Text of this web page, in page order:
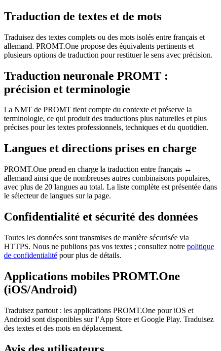
Traduction de textes et de mots
Traduisez des textes complets ou des mots isolés entre français et
allemand. PROMT.One propose des équivalents pertinents et
plusieurs options de traduction pour restituer le sens avec précision.
Traduction neuronale PROMT :
précision et terminologie
La NMT de PROMT tient compte du contexte et préserve la
terminologie, ce qui produit des traductions plus naturelles et plus
précises pour les textes professionnels, techniques et du quotidien.
Langues et directions prises en charge
PROMT.One prend en charge la traduction entre français ↔
allemand ainsi que de nombreuses autres combinaisons populaires,
avec plus de 20 langues au total. La liste complète est présentée dans
le sélecteur de langues sur la page.
Confidentialité et sécurité des données
Toutes les données sont transmises de manière sécurisée via
HTTPS. Nous ne publions pas vos textes ; consultez notre politique
de confidentialité pour plus de détails.
Applications mobiles PROMT.One
(iOS/Android)
Traduisez partout : les applications PROMT.One pour iOS et
Android sont disponibles sur l’App Store et Google Play. Traduisez
des textes et des mots en déplacement.